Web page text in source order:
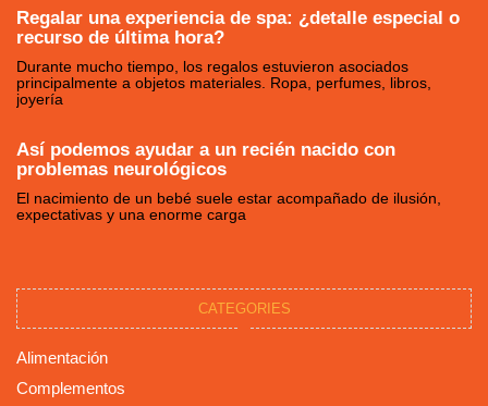
Regalar una experiencia de spa: ¿detalle especial o
recurso de última hora?
Durante mucho tiempo, los regalos estuvieron asociados
principalmente a objetos materiales. Ropa, perfumes, libros,
joyería
Así podemos ayudar a un recién nacido con
problemas neurológicos
El nacimiento de un bebé suele estar acompañado de ilusión,
expectativas y una enorme carga
CATEGORIES
Alimentación
Complementos